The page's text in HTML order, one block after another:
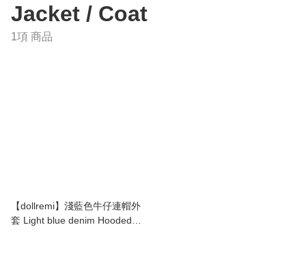
Jacket / Coat
1項 商品
【dollremi】淺藍色牛仔連帽外
套 Light blue denim Hooded